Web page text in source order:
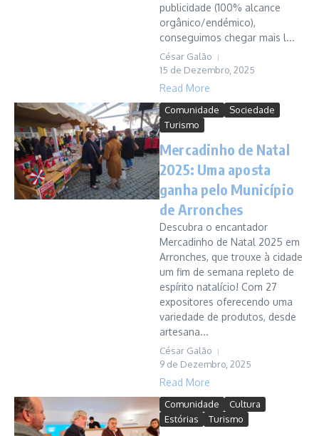
publicidade (100% alcance
orgânico/endémico),
conseguimos chegar mais l...
César Galão
15 de Dezembro, 2025
Read More
Comunidade
Sociedade
Turismo
Mercadinho de Natal
2025: Uma aposta
ganha pelo Município
de Arronches
Descubra o encantador
Mercadinho de Natal 2025 em
Arronches, que trouxe à cidade
um fim de semana repleto de
espírito natalício! Com 27
expositores oferecendo uma
variedade de produtos, desde
artesana...
César Galão
9 de Dezembro, 2025
Read More
Comunidade
Cultura
Estórias
Turismo